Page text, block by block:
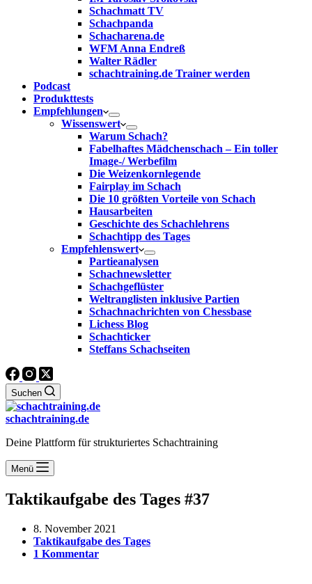
Schachmatt TV
Schachpanda
Schacharena.de
WFM Anna Endreß
Walter Rädler
schachtraining.de Trainer werden
Podcast
Produkttests
Empfehlungen
Wissenswert
Warum Schach?
Fabelhaftes Mädchenschach – Ein toller
Image-/ Werbefilm
Die Weizenkornlegende
Fairplay im Schach
Die 10 größten Vorteile von Schach‎
Hausarbeiten
Geschichte des Schachlehrens
Schachtipp des Tages
Empfehlenswert
Partieanalysen
Schachnewsletter
Schachgeflüster
Weltranglisten inklusive Partien
Schachnachrichten von Chessbase
Lichess Blog
Schachticker
Steffans Schachseiten
Suchen
schachtraining.de
Deine Plattform für strukturiertes Schachtraining
Menü
Taktikaufgabe des Tages #37
8. November 2021
Taktikaufgabe des Tages
1 Kommentar